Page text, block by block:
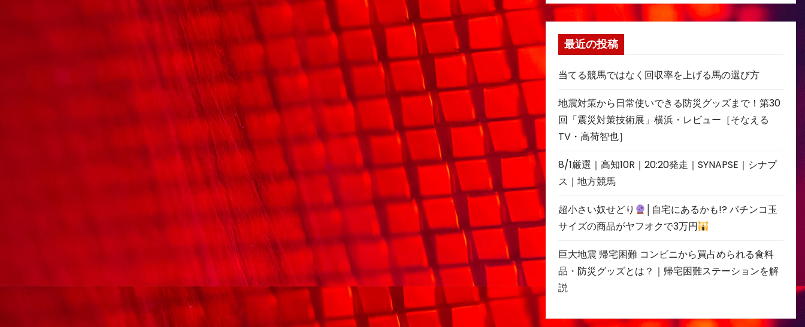
最近の投稿
当てる競馬ではなく回収率を上げる馬の選び方
地震対策から日常使いできる防災グッズまで！第30
回「震災対策技術展」横浜・レビュー［そなえる
TV・高荷智也］
8/1厳選｜高知10R｜20:20発走｜SYNAPSE｜シナプ
ス｜地方競馬
超小さい奴せどり
│自宅にあるかも!? パチンコ玉
サイズの商品がヤフオクで3万円
巨大地震 帰宅困難 コンビニから買占められる食料
品・防災グッズとは？｜帰宅困難ステーションを解
説